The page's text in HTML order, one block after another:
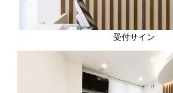
受付サイン